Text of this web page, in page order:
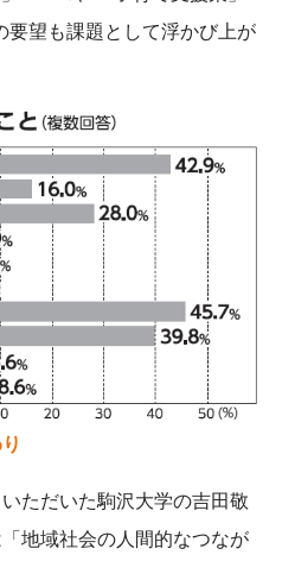
要望も課題として浮かび上が
ただいた駒沢大学の吉田敬
地域社会の人間的なつなが